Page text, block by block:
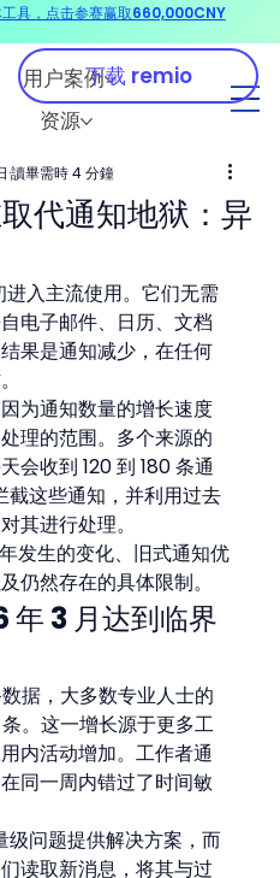
用户案例
资源
下载 remio
代通知地狱：异
讀畢需時 4 分鐘
入主流使用。它们无需
电子邮件、日历、文档
果是通知减少，在任何
为通知数量的增长速度
理的范围。多个来源的
会收到 120 到 180 条通
截这些通知，并利用过去
其进行处理。
发生的变化、旧式通知优
仍然存在的具体限制。
年 3 月达到临界
据，大多数专业人士的
。这一增长源于更多工
内活动增加。工作者通
同一周内错过了时间敏
级问题提供解决方案，而
读取新消息，将其与过
具，点击参赛赢取660,000CNY